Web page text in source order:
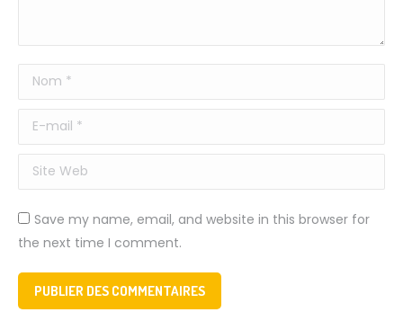
Nom *
E-mail *
Site Web
Save my name, email, and website in this browser for
the next time I comment.
PUBLIER DES COMMENTAIRES